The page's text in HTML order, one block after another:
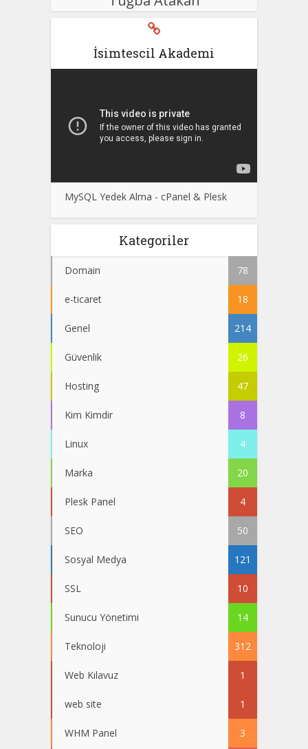
İsimtescil Akademi
MySQL Yedek Alma - cPanel & Plesk
Kategoriler
Domain 78
e-ticaret 18
Genel 214
Güvenlik 26
Hosting 47
Kim Kimdir 8
Linux 4
Marka 20
Plesk Panel 4
SEO 50
Sosyal Medya 121
SSL 10
Sunucu Yönetimi 14
Teknoloji 312
Web Kılavuz 1
web site 1
WHM Panel 3